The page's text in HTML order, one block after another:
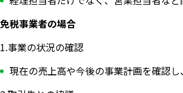
免税事業者の場合
1.事業の状況の確認
現在の売上高や今後の事業計画を確認